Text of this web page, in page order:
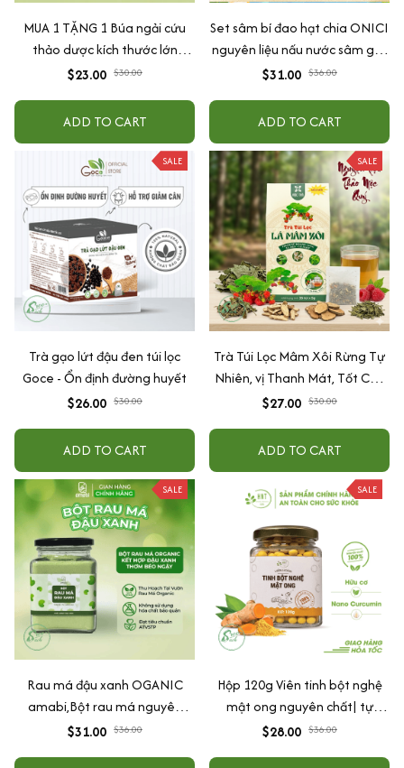
MUA 1 TẶNG 1 Búa ngải cứu
thảo dược kích thước lớn
31cm, hỗ trợ massage lưng cổ
ngon An Chi Organic
$23.00 $30.00
ADD TO CART
Set sâm bí đao hạt chia ONICI
nguyên liệu nấu nước sâm giải
nhiệt
$31.00 $36.00
ADD TO CART
SALE
Trà gạo lứt đậu đen túi lọc
Goce - Ổn định đường huyết
$26.00 $30.00
ADD TO CART
SALE
Trà Túi Lọc Mâm Xôi Rừng Tự
Nhiên, vị Thanh Mát, Tốt Cho
Sức Khỏe
$27.00 $30.00
ADD TO CART
SALE
Rau má đậu xanh OGANIC
amabi,Bột rau má nguyên
chất thanh nhiệt,giải độc,mát
$31.00 $36.00
SALE
Hộp 120g Viên tinh bột nghệ
mật ong nguyên chất| tự
nhiên, hữu cơ| tốt cho, dạ dày
$28.00 $36.00